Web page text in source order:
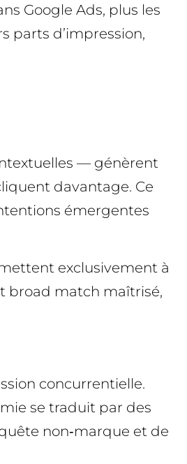
Google Ads, plus les
parts d’impression,
— génèrent
davantage. Ce
émergentes
exclusivement à
broad match maîtrisé,
concurrentielle.
se traduit par des
non‑marque et de